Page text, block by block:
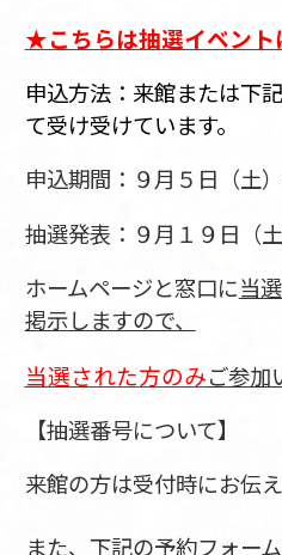
★こちらは抽選イベント
申込方法：来館または下
て受け受けています。
申込期間：９月５日（土
抽選発表：９月１９日（
ホームページと窓口に当
掲示しますので、
当選された方のみご参加
【抽選番号について】
来館の方は受付時にお伝え
また、下記の予約フォー